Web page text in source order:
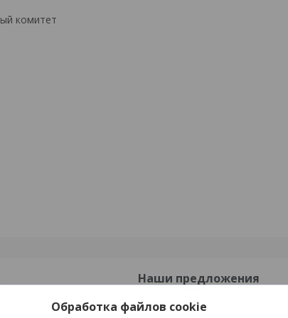
комитет
Наши предложения
Опорные подушки
Обработка файлов cookie